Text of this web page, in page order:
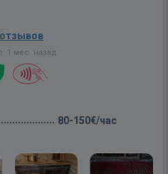
1 мес. назад
80-150€/час